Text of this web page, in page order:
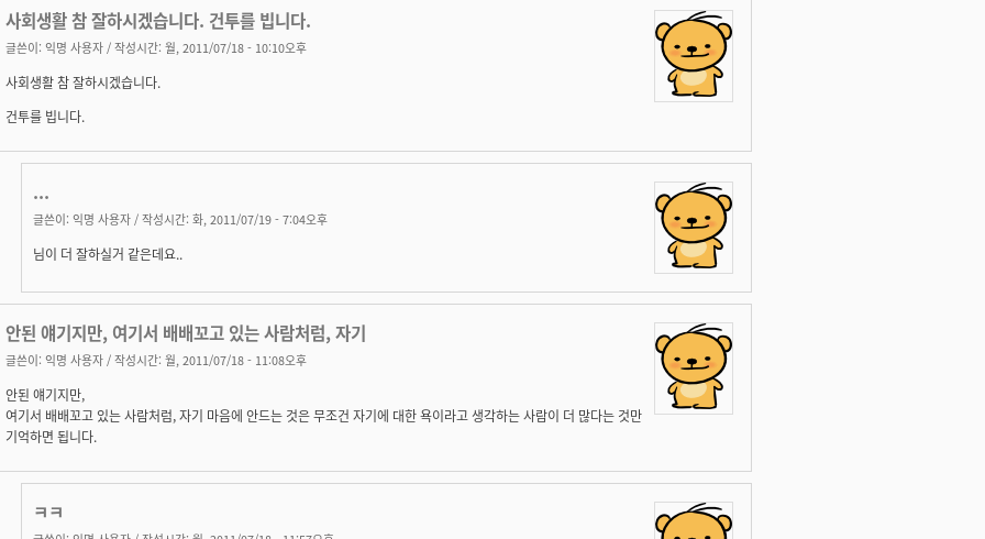
사회생활 참 잘하시겠습니다. 건투를 빕니다.
글쓴이: 익명 사용자 / 작성시간: 월, 2011/07/18 - 10:10오후
사회생활 참 잘하시겠습니다.
건투를 빕니다.
...
글쓴이: 익명 사용자 / 작성시간: 화, 2011/07/19 - 7:04오후
님이 더 잘하실거 같은데요..
안된 얘기지만, 여기서 배배꼬고 있는 사람처럼, 자기
글쓴이: 익명 사용자 / 작성시간: 월, 2011/07/18 - 11:08오후
안된 얘기지만,
여기서 배배꼬고 있는 사람처럼, 자기 마음에 안드는 것은 무조건 자기에 대한 욕이라고 생각하는 사람이 더 많다는 것만
기억하면 됩니다.
ㅋㅋ